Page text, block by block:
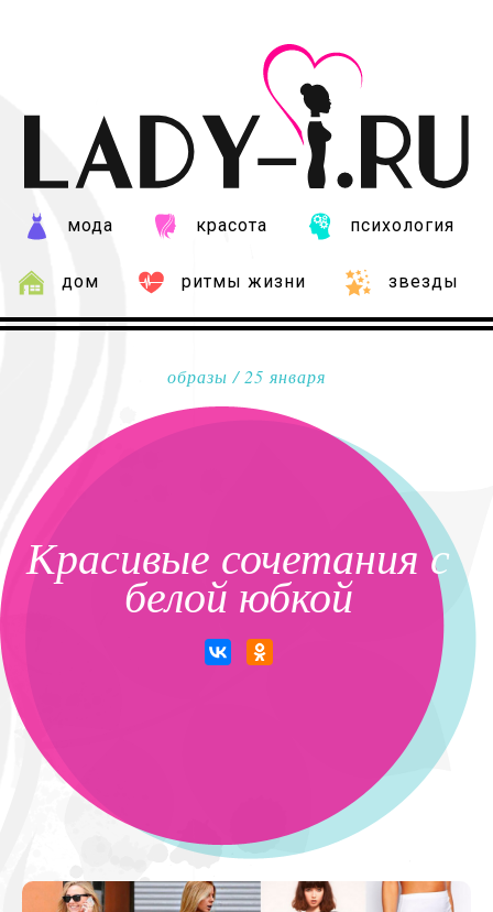
мода красота психология
дом ритмы жизни звезды
образы / 25 января
Красивые сочетания с
белой юбкой